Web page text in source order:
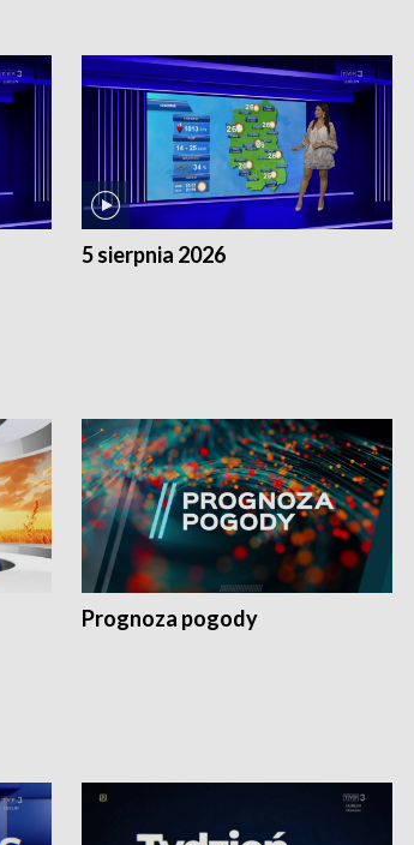
5 sierpnia 2026
Prognoza pogody